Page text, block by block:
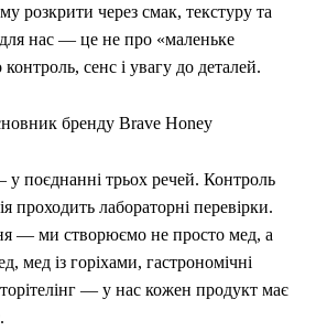
розкрити через смак, текстуру та
нас — це не про «маленьке
сенс і увагу до деталей.
бренду Brave Honey
у поєднанні трьох речей. Контроль
проходить лабораторні перевірки.
— ми створюємо не просто мед, а
мед із горіхами, гастрономічні
— у нас кожен продукт має